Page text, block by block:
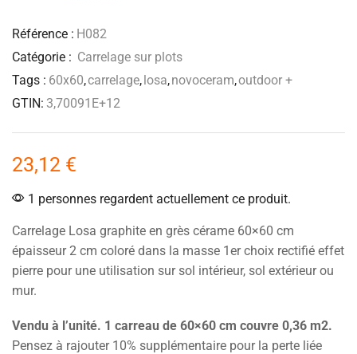
Référence : H082
Catégorie : Carrelage sur plots
Tags : 60x60,carrelage,losa,novoceram,outdoor +
GTIN: 3,70091E+12
23,12 €
1 personnes regardent actuellement ce produit.
Carrelage Losa graphite en grès cérame 60×60 cm
épaisseur 2 cm coloré dans la masse 1er choix rectifié effet
pierre pour une utilisation sur sol intérieur, sol extérieur ou
mur.
Vendu à l’unité. 1 carreau de 60×60 cm couvre 0,36 m2.
Pensez à rajouter 10% supplémentaire pour la perte liée